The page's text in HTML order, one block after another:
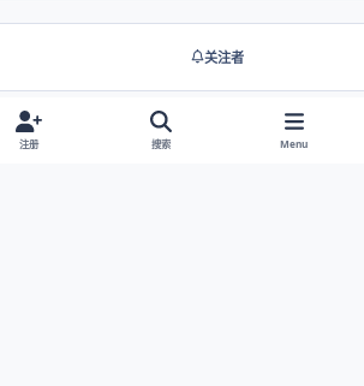
关注者
注册 搜索 Menu